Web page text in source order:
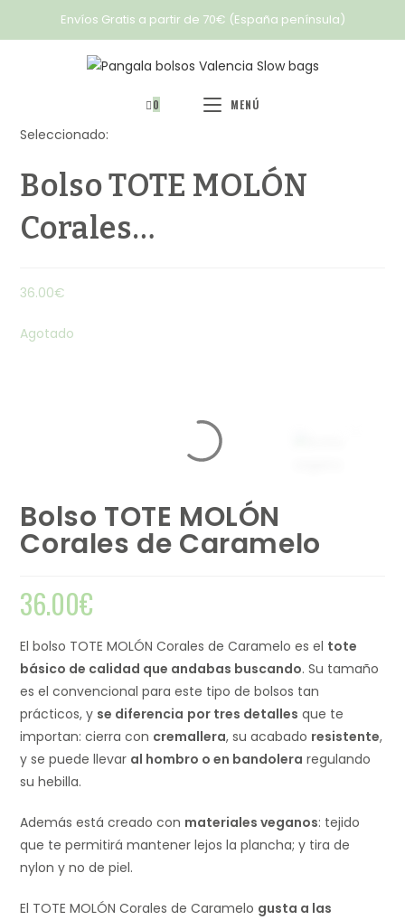
Envíos Gratis a partir de 70€ (España península)
0 MENÚ
Seleccionado:
Bolso TOTE MOLÓN
Corales…
36.00€
Agotado
Bolso TOTE MOLÓN
Corales de Caramelo
36.00€
El bolso TOTE MOLÓN Corales de Caramelo es el tote
básico de calidad que andabas buscando. Su tamaño
es el convencional para este tipo de bolsos tan
prácticos, y se diferencia por tres detalles que te
importan: cierra con cremallera, su acabado resistente,
y se puede llevar al hombro o en bandolera regulando
su hebilla.
Además está creado con materiales veganos: tejido
que te permitirá mantener lejos la plancha; y tira de
nylon y no de piel.
El TOTE MOLÓN Corales de Caramelo gusta a las